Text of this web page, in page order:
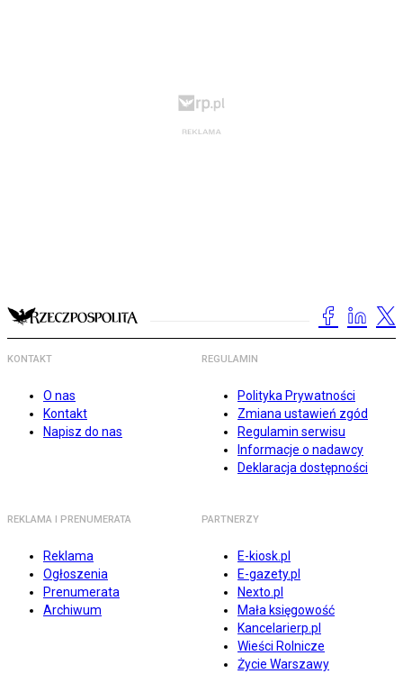
KONTAKT
O nas
Kontakt
Napisz do nas
REGULAMIN
Polityka Prywatności
Zmiana ustawień zgód
Regulamin serwisu
Informacje o nadawcy
Deklaracja dostępności
REKLAMA I PRENUMERATA
Reklama
Ogłoszenia
Prenumerata
Archiwum
PARTNERZY
E-kiosk.pl
E-gazety.pl
Nexto.pl
Mała księgowość
Kancelarierp.pl
Wieści Rolnicze
Życie Warszawy